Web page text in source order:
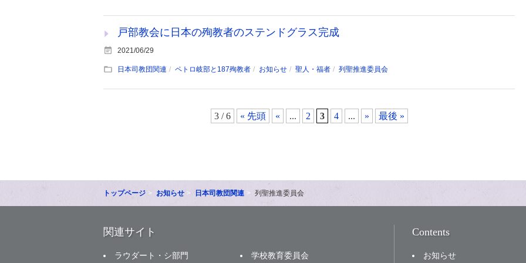
戸部教会に日本の殉教者のステンドグラス完成
2021/06/29
日本司教団関連 ペトロ岐部と187殉教者 お知らせ 聖人・福者 列聖推進委員会
3 / 6 « 先頭 « ... 2 3 4 ... » 最後 »
トップページ お知らせ 日本司教団関連 列聖推進委員会
関連サイト
ラウダート・シ部門 学校教育委員会
Contents
お知らせ